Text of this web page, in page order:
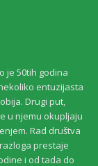
je 50tih godina
entuzijasta
Drugi put,
u njemu okupljaju
Rad društva
prestaje
i od tada do